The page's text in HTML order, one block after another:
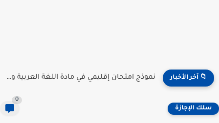
📁 آخر الأخبار نموذج امتحان إقليمي في مادة اللغة الفرنسية للمستوى السادس...
سلك الإجازة
0